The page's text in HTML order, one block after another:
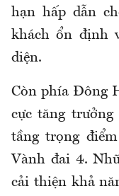
hạn hấp dẫn
khách ổn định
diện.
Còn phía Đông
cực tăng
tầng trọng
Vành đai 4.
cải thiện khả